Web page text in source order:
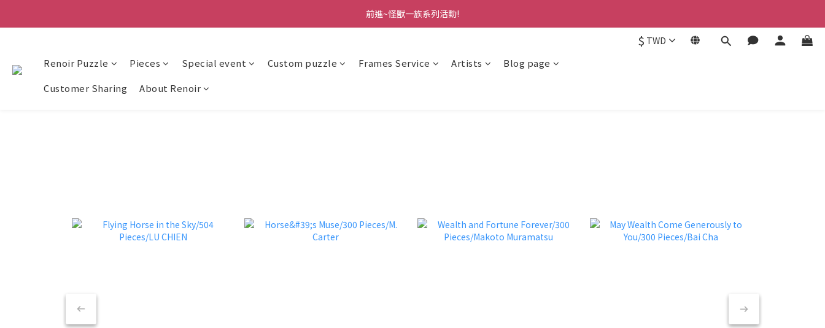
前進~怪獸一族系列活動!
前進~怪獸一族系列活動!
前進~怪獸一族系列活動!
$ TWD
Renoir Puzzle Pieces Special event Custom puzzle Frames Service Artists
Blog page
Customer Sharing
About Renoir